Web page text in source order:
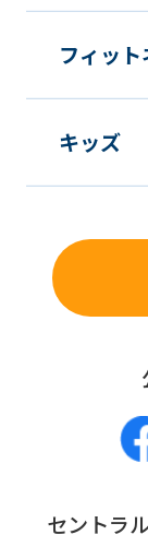
フィット
キッズ
セントラ